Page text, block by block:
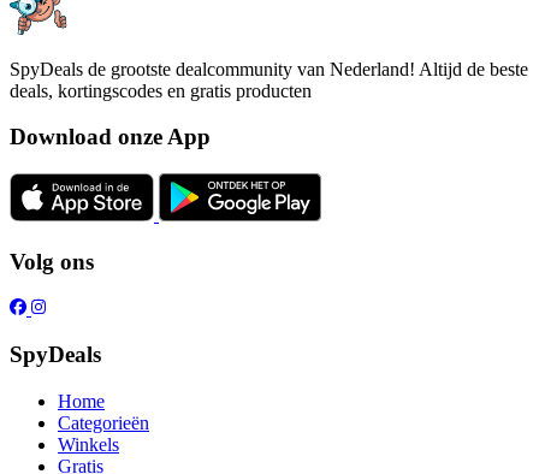
SpyDeals de grootste dealcommunity van Nederland! Altijd de beste
deals, kortingscodes en gratis producten
Download onze App
Volg ons
SpyDeals
Home
Categorieën
Winkels
Gratis